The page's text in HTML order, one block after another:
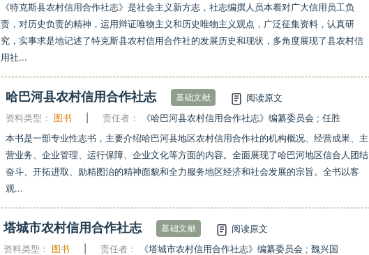
《特克斯县农村信用合作社志》是社会主义新方志，社志编撰人员本着对广大信用员工负
责，对历史负责的精神，运用辩证唯物主义和历史唯物主义观点，广泛征集资料，认真研
究，实事求是地记述了特克斯县农村信用合作社的发展历史和现状，多角度展现了县农村信
用社...
哈巴河县农村信用合作社志 基础文献
阅读原文
资料类型：
图书 责任者： 《哈巴河县农村信用合作社志》编纂委员会 ; 任胜
本书是一部专业性志书，主要介绍哈巴河县地区农村信用合作社的机构概况、经营成果、主
营业务、企业管理、运行保障、企业文化等方面的内容。全面展现了哈巴河地区信合人团结
奋斗、开拓进取、励精图治的精神面貌和全力服务地区经济和社会发展的宗旨。全书以客
观...
塔城市农村信用合作社志 基础文献
阅读原文
资料类型：
图书 责任者： 《塔城市农村信用合作社志》编纂委员会 ; 魏兴国